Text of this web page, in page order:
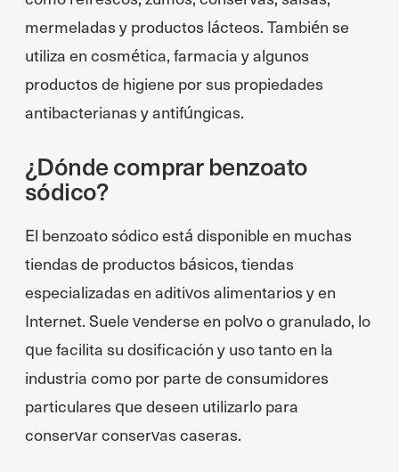
mermeladas y productos lácteos. También se
utiliza en cosmética, farmacia y algunos
productos de higiene por sus propiedades
antibacterianas y antifúngicas.
¿Dónde comprar benzoato
sódico?
El benzoato sódico está disponible en muchas
tiendas de productos básicos, tiendas
especializadas en aditivos alimentarios y en
Internet. Suele venderse en polvo o granulado, lo
que facilita su dosificación y uso tanto en la
industria como por parte de consumidores
particulares que deseen utilizarlo para
conservar conservas caseras.